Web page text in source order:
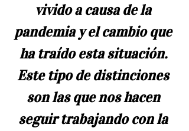
vivido a causa de la
pandemia y el cambio que
ha traído esta situación.
Este tipo de distinciones
son las que nos hacen
seguir trabajando con la